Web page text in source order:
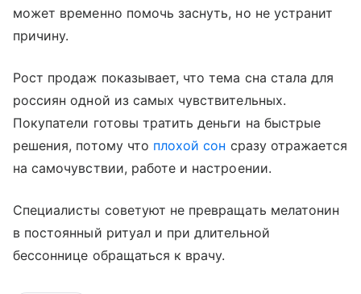
может временно помочь заснуть, но не устранит
причину.
Рост продаж показывает, что тема сна стала для
россиян одной из самых чувствительных.
Покупатели готовы тратить деньги на быстрые
решения, потому что плохой сон сразу отражается
на самочувствии, работе и настроении.
Специалисты советуют не превращать мелатонин
в постоянный ритуал и при длительной
бессоннице обращаться к врачу.